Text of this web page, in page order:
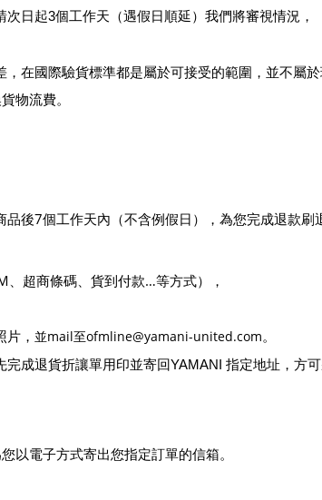
次日起3個工作天 （遇假日順延）我們將審視情況，
，在國際驗貨標準都是屬於可接受的範圍，並不屬於
物流費。
品後7個工作天內（不含例假日），為您完成退款刷
、超商條碼、貨到付款…等方式），
， 並mail至ofmline@yamani-united.com。
完成退貨折讓單用印並寄回YAMANI 指定地址，方可
以電子方式寄出您指定訂單的信箱。